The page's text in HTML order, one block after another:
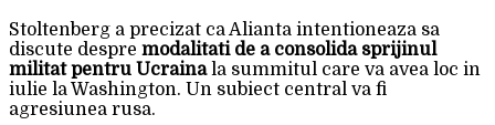
Stoltenberg a precizat ca Alianta intentioneaza sa
discute despre modalitati de a consolida sprijinul
militat pentru Ucrainala summitul care va avea loc in
iulie la Washington. Un subiect central va fi
agresiunea rusa.